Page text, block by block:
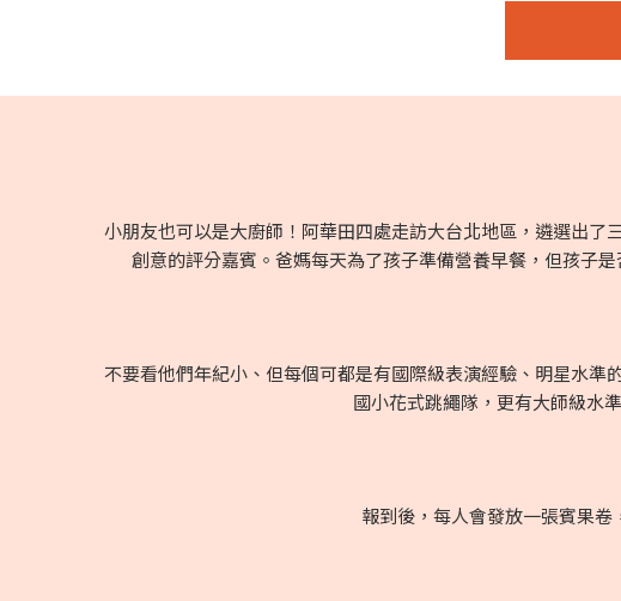
小朋友也可以是大廚師！阿華田四處走訪大台北地區，遴選出
創意的評分嘉賓。爸媽每天為了孩子準備營養早餐，但孩子
不要看他們年紀小、但每個可都是有國際級表演經驗、明星水
國小花式跳繩隊，更有大師級水
報到後，每人會發放一張賓果